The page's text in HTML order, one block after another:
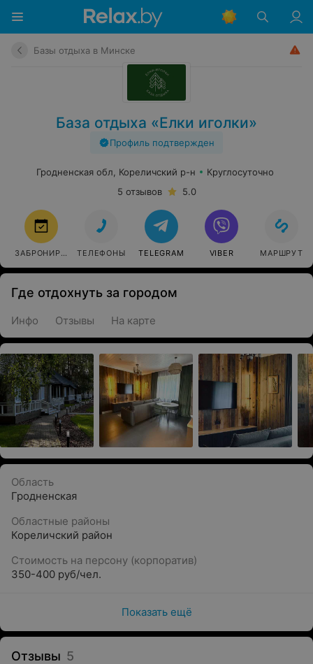
Базы отдыха в Минске
База отдыха «Елки иголки»
Профиль подтвержден
Гродненская обл, Кореличский р-н
Круглосуточно
5 отзывов
5.0
ЗАБРОНИРОВАТЬТЕЛЕФОНЫ TELEGRAM VIBER МАРШРУТ
Где отдохнуть за городом
Инфо Отзывы На карте
Область
Гродненская
Областные районы
Кореличский район
Стоимость на персону (корпоратив)
350-400 руб/чел.
Показать ещё
Отзывы 5